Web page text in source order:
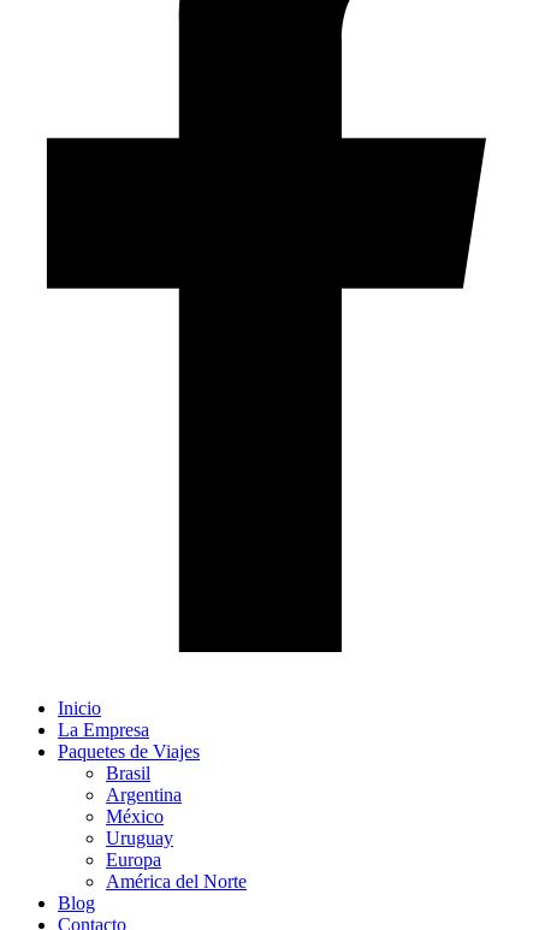
Inicio
La Empresa
Paquetes de Viajes
Brasil
Argentina
México
Uruguay
Europa
América del Norte
Blog
Contacto